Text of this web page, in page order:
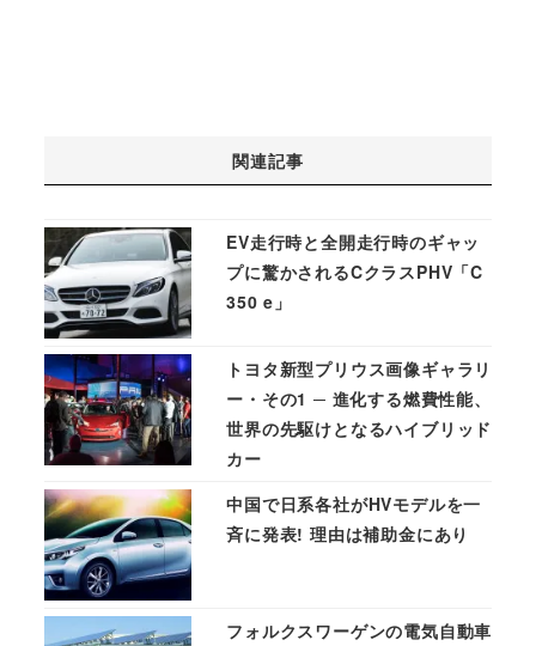
関連記事
EV走行時と全開走行時のギャッ
プに驚かされるCクラスPHV「C
350 e」
トヨタ新型プリウス画像ギャラリ
ー・その1 ─ 進化する燃費性能、
世界の先駆けとなるハイブリッド
カー
中国で日系各社がHVモデルを一
斉に発表! 理由は補助金にあり
フォルクスワーゲンの電気自動車